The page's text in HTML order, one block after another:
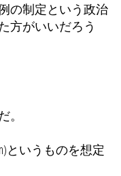
の制定という政治
方がいいだろう
というものを想定